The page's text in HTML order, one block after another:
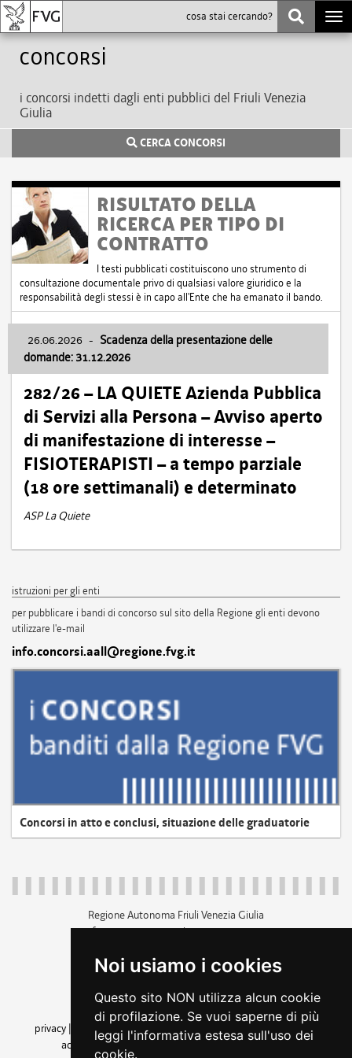
Noi usiamo i cookies
Questo sito NON utilizza alcun cookie
di profilazione. Se vuoi saperne di più
leggi l'informativa estesa sull'uso dei
cookie.
Concorsi
i concorsi indetti dagli enti pubblici del Friuli Venezia
Giulia
CERCA CONCORSI
RISULTATO DELLA
RICERCA PER TIPO DI
CONTRATTO
I testi pubblicati costituiscono uno strumento di
consultazione documentale privo di qualsiasi valore giuridico e la
responsabilità degli stessi è in capo all'Ente che ha emanato il bando.
26.06.2026 - Scadenza della presentazione delle
domande: 31.12.2026
282/26 – LA QUIETE Azienda Pubblica
di Servizi alla Persona – Avviso aperto
di manifestazione di interesse –
FISIOTERAPISTI – a tempo parziale
(18 ore settimanali) e determinato
ASP La Quiete
istruzioni per gli enti
per pubblicare i bandi di concorso sul sito della Regione gli enti devono
utilizzare l'e-mail
info.concorsi.aall@regione.fvg.it
Concorsi in atto e conclusi, situazione delle graduatorie
Regione Autonoma Friuli Venezia Giulia
c.f. 80014930327; p.iva 00526040324
+39 040 3771111
amministrazione trasparente
privacy
cookie |note legali accessibilità
dichiarazione di
accessibilità| feedback cambio preferenze cookie